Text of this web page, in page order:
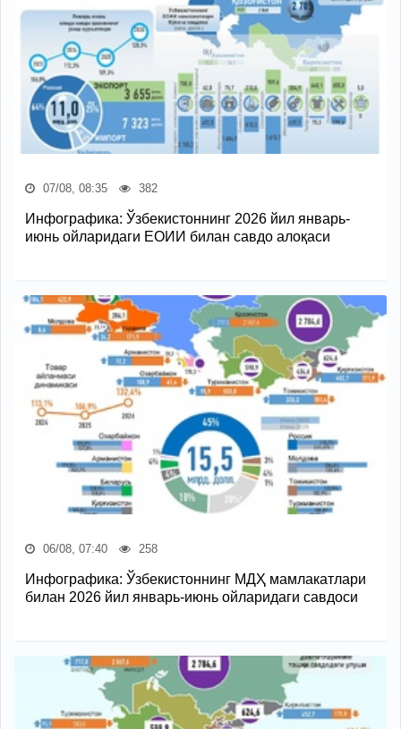
07/08, 08:35 382
Инфографика: Ўзбекистоннинг 2026 йил январь-
июнь ойларидаги ЕОИИ билан савдо алоқаси
06/08, 07:40 258
Инфографика: Ўзбекистоннинг МДҲ мамлакатлари
билан 2026 йил январь-июнь ойларидаги савдоси